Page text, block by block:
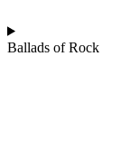
Ballads of Rock